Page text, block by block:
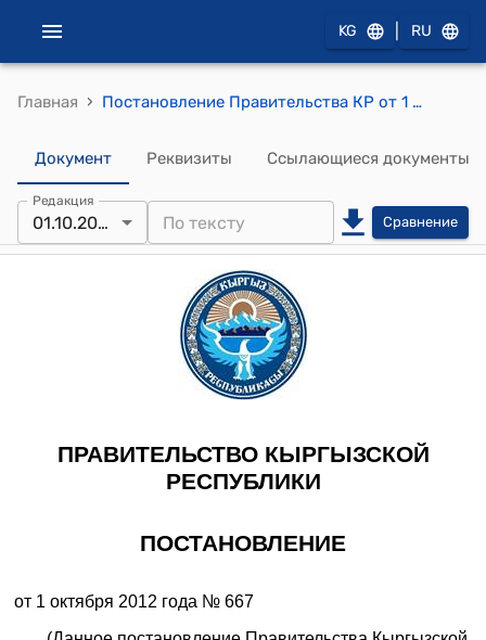
KG RU
Главная › Постановление Правительства КР от 1 октября 2012 года № 667 (Данное постановление Правительства Кыргызской Республики является документом для служебного пользования)
Документ Реквизиты Ссылающиеся документы
Редакция
01.10.2012 Сравнение